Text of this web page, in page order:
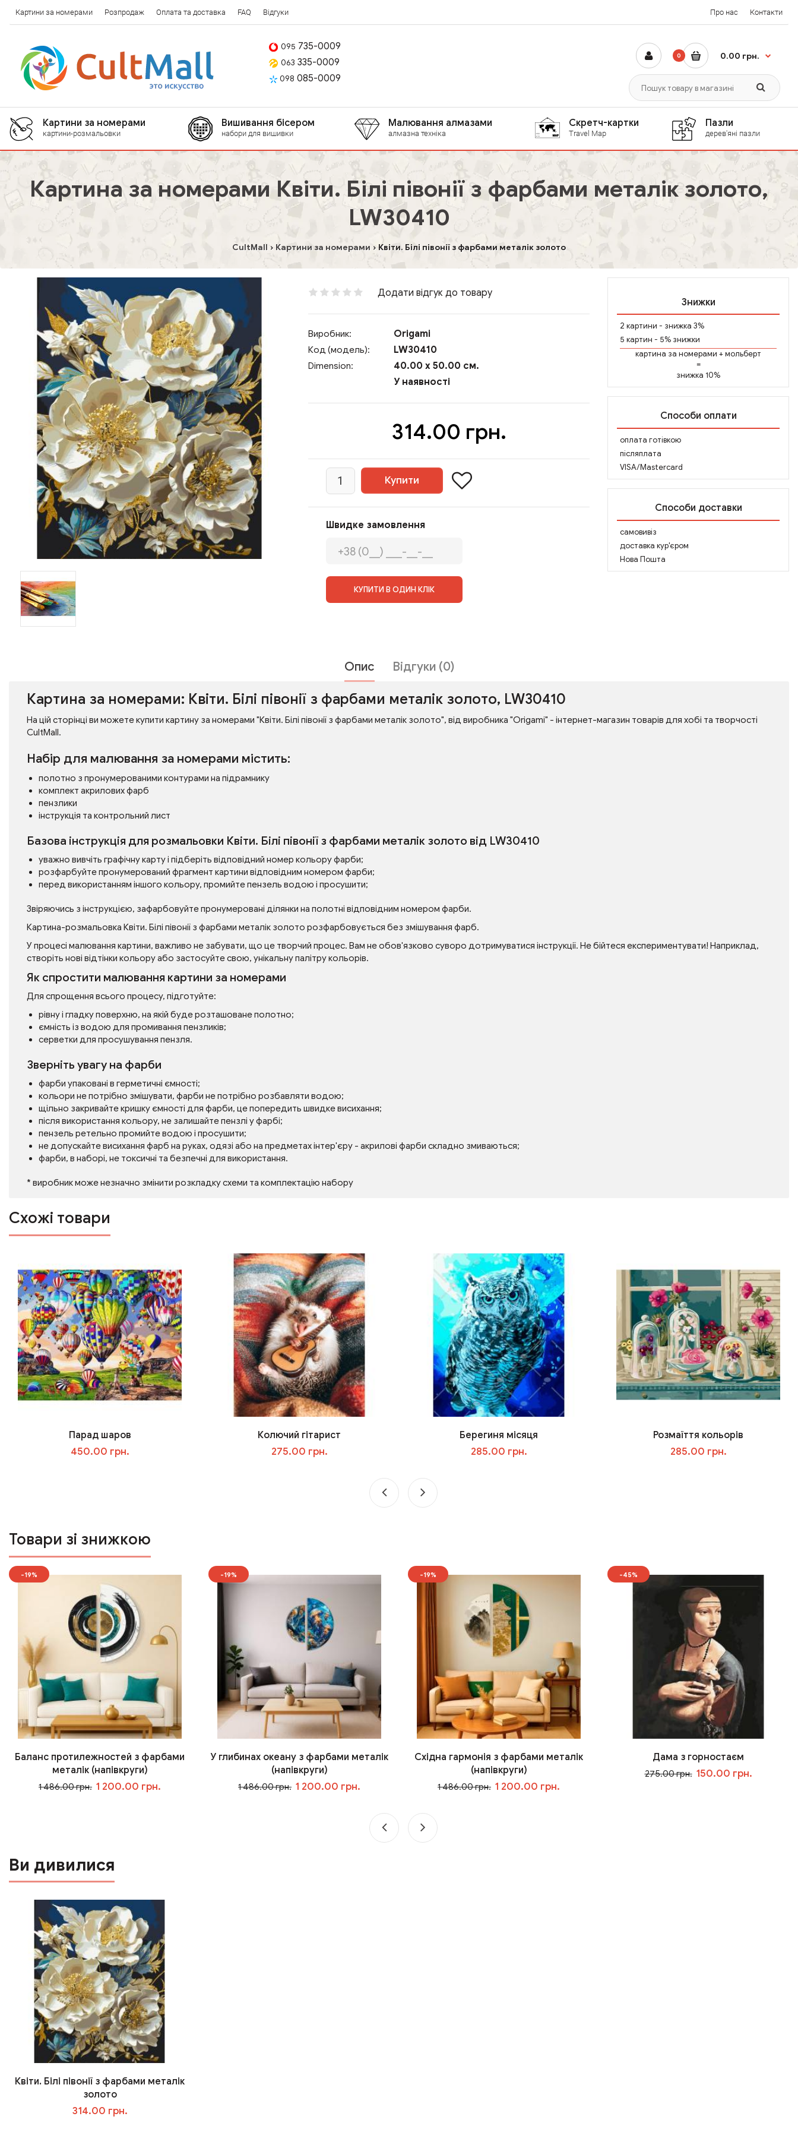
Картини за номерами Розпродаж Оплата та доставка FAQ Відгуки Про нас Контакти
095 735-0009
063 335-0009
098 085-0009
0 0.00 грн.
Картини за номерами
картини-розмальовки
Вишивання бісером
набори для вишивки
Малювання алмазами
алмазна техніка
Скретч-картки
Travel Map
Пазли
дерев'яні пазли
Картина за номерами Квіти. Білі півонії з фарбами металік золото,
LW30410
CultMall Картини за номерами Квіти. Білі півонії з фарбами металік золото
Додати відгук до товару
Виробник: Origami
Код (модель): LW30410
Dimension:
40.00 x 50.00 см.
У наявності
314.00 грн.
Швидке замовлення
КУПИТИ В ОДИН КЛІК
Знижки
2 картини - знижка 3%
5 картин - 5% знижки
картина за номерами +мольберт
=
знижка 10%
Способи оплати
оплата готівкою
післяплата
VISA/Mastercard
Способи доставки
самовивіз
доставка кур'єром
Нова Пошта
Опис Відгуки (0)
Картина за номерами: Квіти. Білі півонії з фарбами металік золото, LW30410
На цій сторінці ви можете купити картину за номерами "Квіти. Білі півонії з фарбами металік золото", від виробника "Origami" - інтернет-магазин товарів для хобі та творчості
CultMall.
Набір для малювання за номерами містить:
полотно з пронумерованими контурами на підрамнику
комплект акрилових фарб
пензлики
інструкція та контрольний лист
Базова інструкція для розмальовки Квіти. Білі півонії з фарбами металік золото від LW30410
уважно вивчіть графічну карту і підберіть відповідний номер кольору фарби;
розфарбуйте пронумерований фрагмент картини відповідним номером фарби;
перед використанням іншого кольору, промийте пензель водою і просушити;
Звіряючись з інструкцією, зафарбовуйте пронумеровані ділянки на полотні відповідним номером фарби.
Картина-розмальовка Квіти. Білі півонії з фарбами металік золото розфарбовується без змішування фарб.
У процесі малювання картини, важливо не забувати, що це творчий процес. Вам не обов'язково суворо дотримуватися інструкції. Не бійтеся експериментувати! Наприклад,
створіть нові відтінки кольору або застосуйте свою, унікальну палітру кольорів.
Як спростити малювання картини за номерами
Для спрощення всього процесу, підготуйте:
рівну і гладку поверхню, на якій буде розташоване полотно;
ємність із водою для промивання пензликів;
серветки для просушування пензля.
Зверніть увагу на фарби
фарби упаковані в герметичні ємності;
кольори не потрібно змішувати, фарби не потрібно розбавляти водою;
щільно закривайте кришку ємності для фарби, це попередить швидке висихання;
після використання кольору, не залишайте пензлі у фарбі;
пензель ретельно промийте водою і просушити;
не допускайте висихання фарб на руках, одязі або на предметах інтер'єру - акрилові фарби складно змиваються;
фарби, в наборі, не токсичні та безпечні для використання.
* виробник може незначно змінити розкладку схеми та комплектацію набору
Схожі товари
Парад шаров
450.00 грн.
Колючий гітарист
275.00 грн.
Берегиня місяця
285.00 грн.
Розмаїття кольорів
285.00 грн.
Товари зі знижкою
-19%
Баланс протилежностей з фарбами
металік (напівкруги)
1 486.00 грн. 1 200.00 грн.
-19%
У глибинах океану з фарбами металік
(напівкруги)
1 486.00 грн. 1 200.00 грн.
-19%
Східна гармонія з фарбами металік
(напівкруги)
1 486.00 грн. 1 200.00 грн.
-45%
Дама з горностаєм
275.00 грн. 150.00 грн.
Ви дивилися
Квіти. Білі півонії з фарбами металік
золото
314.00 грн.